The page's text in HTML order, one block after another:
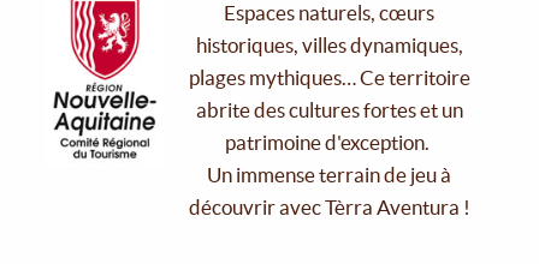
Espaces naturels, cœurs
historiques, villes dynamiques,
plages mythiques… Ce territoire
abrite des cultures fortes et un
patrimoine d'exception.
Un immense terrain de jeu à
découvrir avec Tèrra Aventura !